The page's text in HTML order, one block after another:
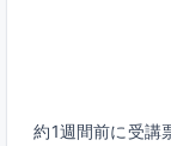
約1週間前に受講